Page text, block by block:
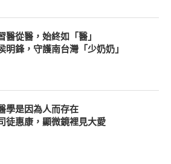
醫從醫，始終如「醫」
明鋒，守護南台灣「少奶奶」
學是因為人而存在
徒惠康，顯微鏡裡見大愛